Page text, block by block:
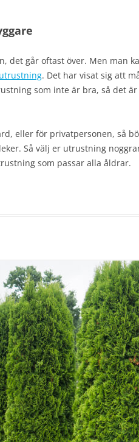
det går oftast över. Men man
. Det har visat sig att
som inte är bra, så det
eller för privatpersonen, så
Så välj er utrustning
som passar alla åldrar.